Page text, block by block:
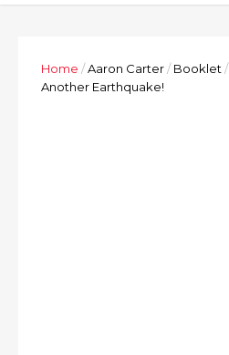
Home /Aaron Carter/ Booklet /
Another Earthquake!